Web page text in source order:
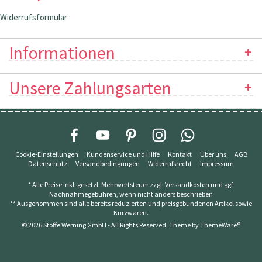
Widerrufsformular
Informationen
Unsere Zahlungsarten
Cookie-Einstellungen Kundenservice und Hilfe Kontakt Über uns
AGB
Datenschutz
Versandbedingungen Widerrufsrecht Impressum
* Alle Preise inkl. gesetzl. Mehrwertsteuer zzgl. Versandkosten und ggf.
Nachnahmegebühren, wenn nicht anders beschrieben
** Ausgenommen sind alle bereits reduzierten und preisgebundenen Artikel sowie
Kurzwaren.
© 2026 Stoffe Werning GmbH - All Rights Reserved. Theme byThemeWare®